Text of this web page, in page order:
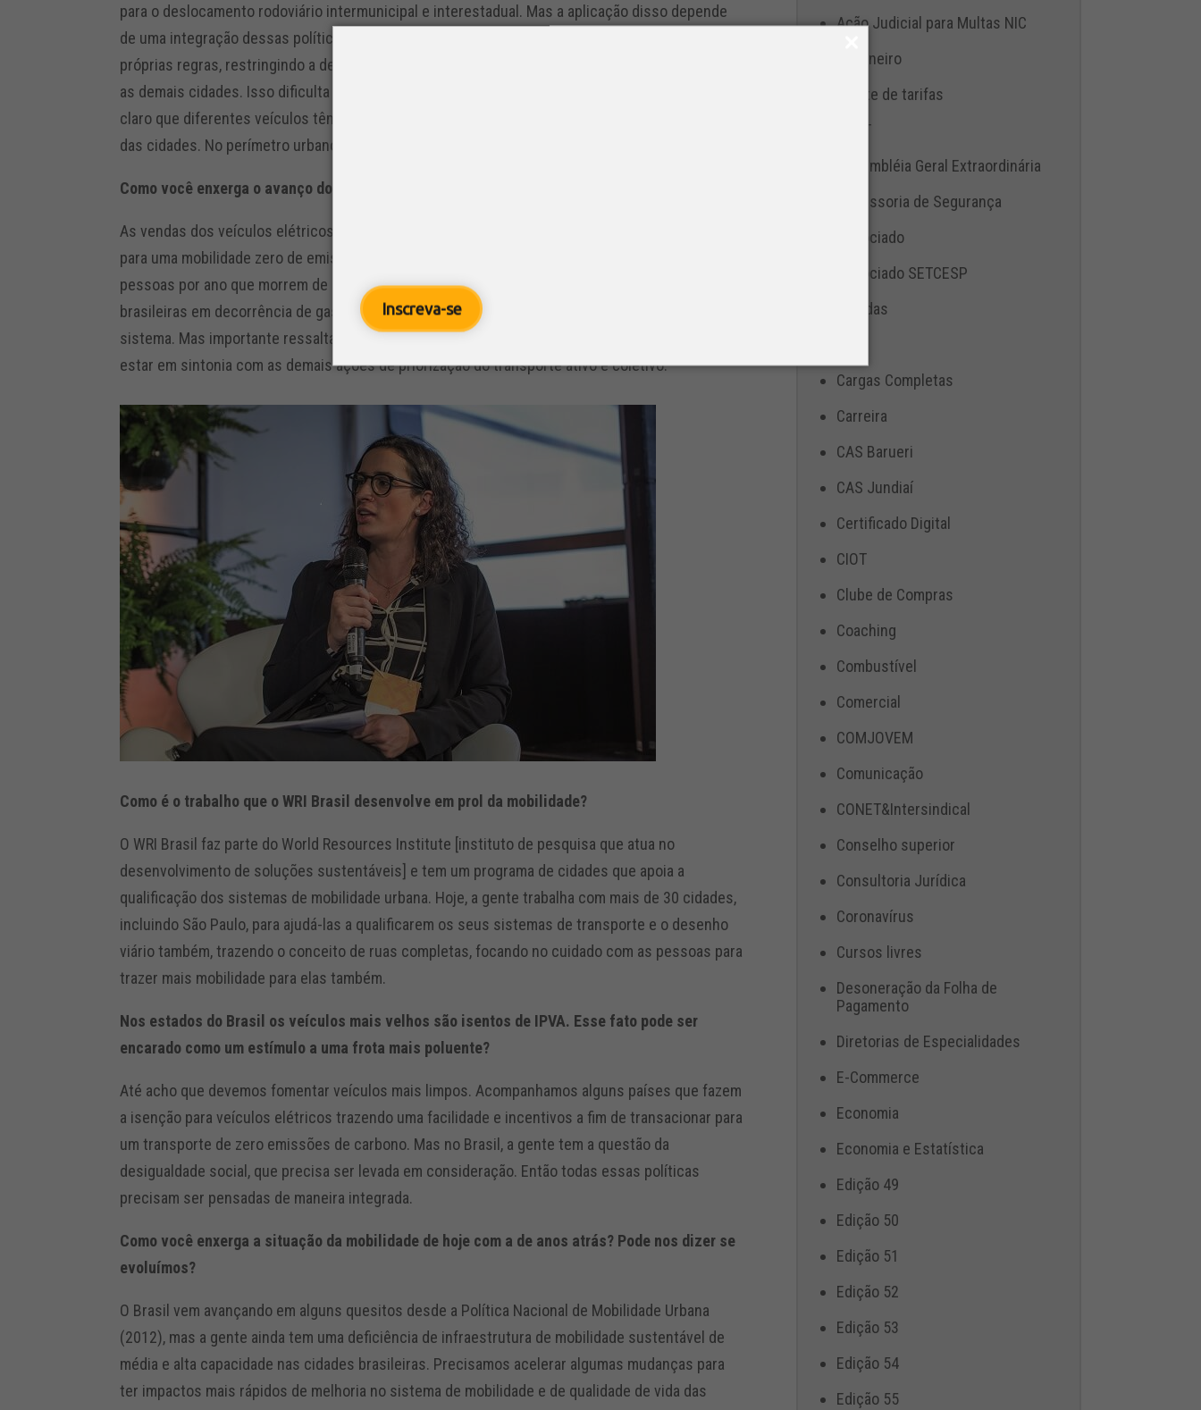
Inscreva-se
para o deslocamento rodoviário intermunicipal e interestadual. Mas a aplicação disso depende
de uma integração dessas políticas entre cidades. Não dá para cada cidade determinar as suas
próprias regras, restringindo a determinados modelos de veículos, que não são compatíveis com
as demais cidades. Isso dificulta para o mercado trazer soluções. Sobretudo, é importante ter
claro que diferentes veículos têm diferentes papéis na gestão de cargas e no abastecimento
das cidades. No perímetro urbano a alternativa são veículos menores.
Como você enxerga o avanço dos veículos elétricos no país?
As vendas dos veículos elétricos têm avançado bastante, e eles são nossos aliados no caminho
para uma mobilidade zero de emissões. Dados da Organização Mundial da Saúde falam de 50 mil
pessoas por ano que morrem de doenças respiratórias e cardiovasculares nas cidades
brasileiras em decorrência de gases poluentes. O foco é pensar em descarbonizar todo esse
sistema. Mas importante ressaltar, que a tecnologia é uma parte dessa solução, mas que precisa
estar em sintonia com as demais ações de priorização do transporte ativo e coletivo.
Como é o trabalho que o WRI Brasil desenvolve em prol da mobilidade?
O WRI Brasil faz parte do World Resources Institute [instituto de pesquisa que atua no
desenvolvimento de soluções sustentáveis] e tem um programa de cidades que apoia a
qualificação dos sistemas de mobilidade urbana. Hoje, a gente trabalha com mais de 30 cidades,
incluindo São Paulo, para ajudá-las a qualificarem os seus sistemas de transporte e o desenho
viário também, trazendo o conceito de ruas completas, focando no cuidado com as pessoas para
trazer mais mobilidade para elas também.
Nos estados do Brasil os veículos mais velhos são isentos de IPVA. Esse fato pode ser
encarado como um estímulo a uma frota mais poluente?
Até acho que devemos fomentar veículos mais limpos. Acompanhamos alguns países que fazem
a isenção para veículos elétricos trazendo uma facilidade e incentivos a fim de transacionar para
um transporte de zero emissões de carbono. Mas no Brasil, a gente tem a questão da
desigualdade social, que precisa ser levada em consideração. Então todas essas políticas
precisam ser pensadas de maneira integrada.
Como você enxerga a situação da mobilidade de hoje com a de anos atrás? Pode nos dizer se
evoluímos?
O Brasil vem avançando em alguns quesitos desde a Política Nacional de Mobilidade Urbana
(2012), mas a gente ainda tem uma deficiência de infraestrutura de mobilidade sustentável de
média e alta capacidade nas cidades brasileiras. Precisamos acelerar algumas mudanças para
ter impactos mais rápidos de melhoria no sistema de mobilidade e de qualidade de vida das
Ação Judicial para Multas NIC
Aduaneiro
Ajuste de tarifas
ANTT
Assembléia Geral Extraordinária
Assessoria de Segurança
Associado
Associado SETCESP
Bebidas
Cargas Completas
Carreira
CAS Barueri
CAS Jundiaí
Certificado Digital
CIOT
Clube de Compras
Coaching
Combustível
Comercial
COMJOVEM
Comunicação
CONET&Intersindical
Conselho superior
Consultoria Jurídica
Coronavírus
Cursos livres
Desoneração da Folha de
Pagamento
Diretorias de Especialidades
E-Commerce
Economia
Economia e Estatística
Edição 49
Edição 50
Edição 51
Edição 52
Edição 53
Edição 54
Edição 55